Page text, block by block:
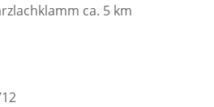
ca. 5 km